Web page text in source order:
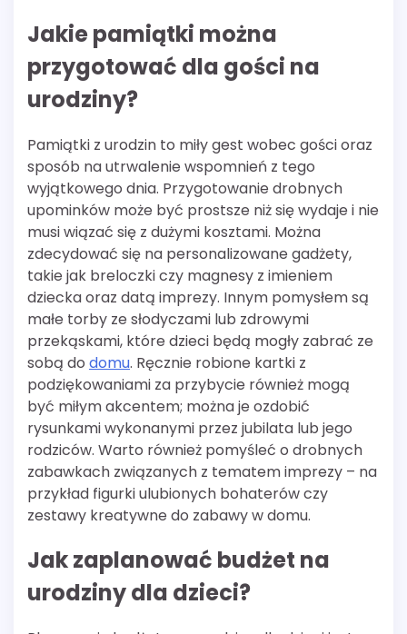
Jakie pamiątki można
przygotować dla gości na
urodziny?
Pamiątki z urodzin to miły gest wobec gości oraz
sposób na utrwalenie wspomnień z tego
wyjątkowego dnia. Przygotowanie drobnych
upominków może być prostsze niż się wydaje i nie
musi wiązać się z dużymi kosztami. Można
zdecydować się na personalizowane gadżety,
takie jak breloczki czy magnesy z imieniem
dziecka oraz datą imprezy. Innym pomysłem są
małe torby ze słodyczami lub zdrowymi
przekąskami, które dzieci będą mogły zabrać ze
sobą do domu. Ręcznie robione kartki z
podziękowaniami za przybycie również mogą
być miłym akcentem; można je ozdobić
rysunkami wykonanymi przez jubilata lub jego
rodziców. Warto również pomyśleć o drobnych
zabawkach związanych z tematem imprezy – na
przykład figurki ulubionych bohaterów czy
zestawy kreatywne do zabawy w domu.
Jak zaplanować budżet na
urodziny dla dzieci?